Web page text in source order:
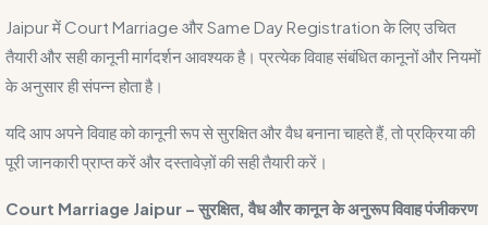
Jaipur में Court Marriage और Same Day Registration के लिए उचित
तैयारी और सही कानूनी मार्गदर्शन आवश्यक है। प्रत्येक विवाह संबंधित कानूनों और नियमों
के अनुसार ही संपन्न होता है।
यदि आप अपने विवाह को कानूनी रूप से सुरक्षित और वैध बनाना चाहते हैं, तो प्रक्रिया की
पूरी जानकारी प्राप्त करें और दस्तावेज़ों की सही तैयारी करें।
Court Marriage Jaipur – सुरक्षित, वैध और कानून के अनुरूप विवाह पंजीकरण